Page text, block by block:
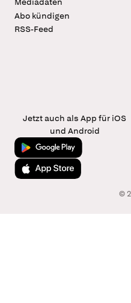
Abo kündigen
RSS-Feed
Jetzt auch als App für iOS
und Android
Jetzt bei Google Play
Laden im App Store
©